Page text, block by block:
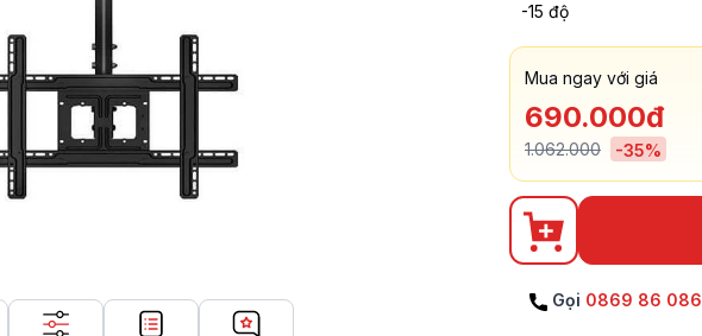
-15 độ
Mua ngay với giá
690.000đ
1.062.000 -35%
Gọi 0869 86